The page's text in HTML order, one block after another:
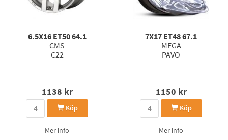
6.5X16 ET50 64.1
CMS
C22
1138 kr
Köp
Mer info
7X17 ET48 67.1
MEGA
PAVO
1150 kr
Köp
Mer info